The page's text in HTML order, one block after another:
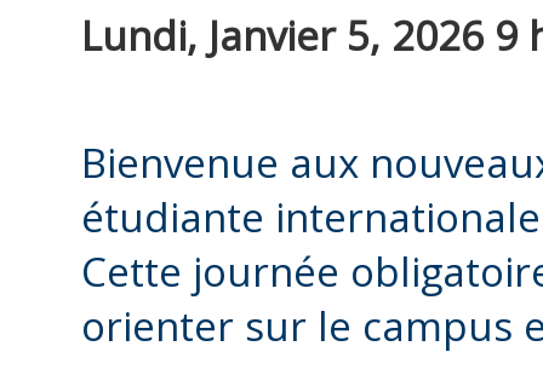
Lundi, Janvier 5, 2026 9
Bienvenue aux
étudiante
Cette journée
orienter sur le campus